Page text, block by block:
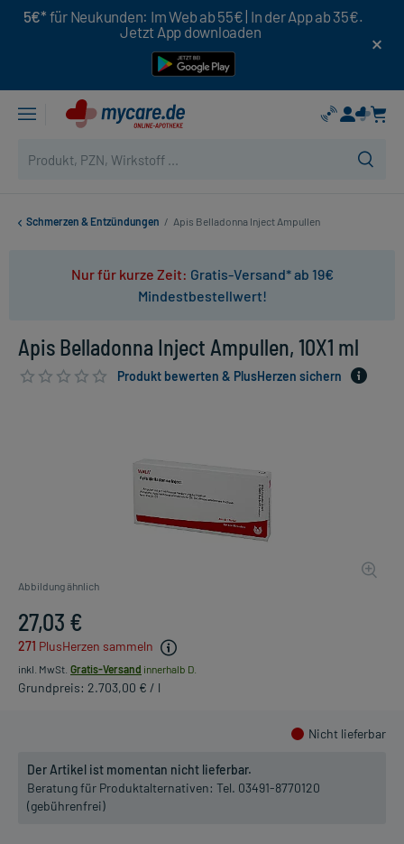
5€* für Neukunden: Im Web ab 55€ | In der App ab 35€.
Jetzt App downloaden
Schmerzen & Entzündungen / Apis Belladonna Inject Ampullen
Nur für kurze Zeit: Gratis-Versand* ab 19€
Mindestbestellwert!
Apis Belladonna Inject Ampullen, 10X1 ml
Produkt bewerten & PlusHerzen sichern
Abbildung ähnlich
27,03 €
271 PlusHerzen sammeln
inkl. MwSt. Gratis-Versand innerhalb D.
Grundpreis: 2.703,00 € / l
Nicht lieferbar
Der Artikel ist momentan nicht lieferbar.
Beratung für Produktalternativen: Tel. 03491-8770120
(gebührenfrei)